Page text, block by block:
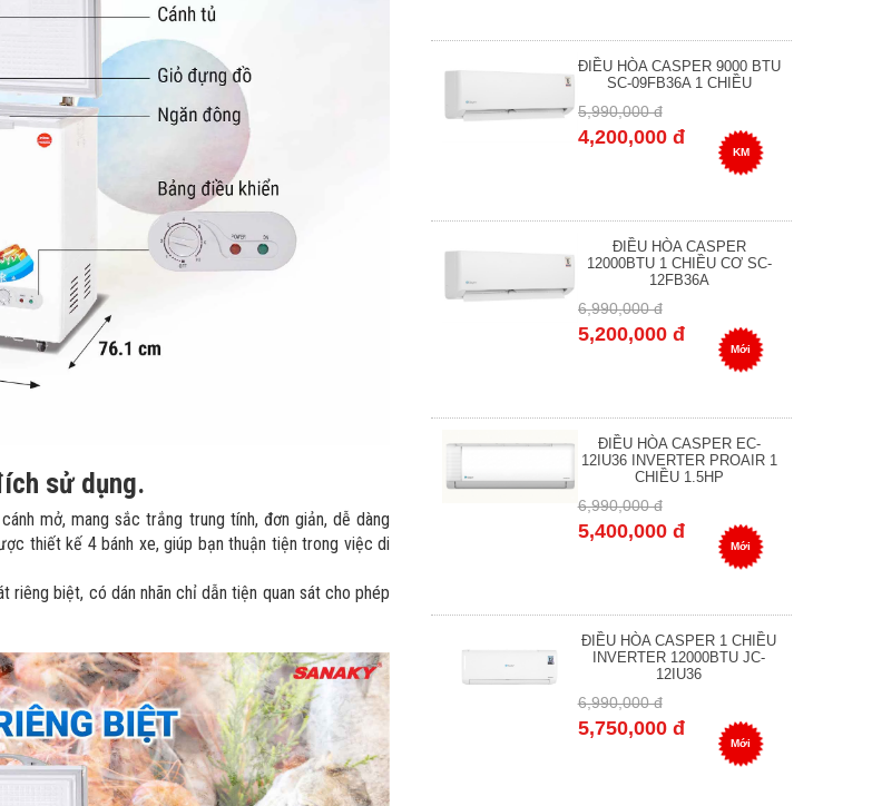
sử dụng.
mở, mang sắc trắng trung tính, đơn giản, dễ dàng
thiết kế 4 bánh xe, giúp bạn thuận tiện trong việc di
riêng biệt, có dán nhãn chỉ dẫn tiện quan sát cho phép
ĐIỀU HÒA CASPER 9000 BTU
SC-09FB36A 1 CHIỀU
5,990,000 đ
4,200,000 đ
KM
ĐIỀU HÒA CASPER
12000BTU 1 CHIỀU CƠ SC-
12FB36A
6,990,000 đ
5,200,000 đ
Mới
ĐIỀU HÒA CASPER EC-
12IU36 INVERTER PROAIR 1
CHIỀU 1.5HP
6,990,000 đ
5,400,000 đ
Mới
ĐIỀU HÒA CASPER 1 CHIỀU
INVERTER 12000BTU JC-
12IU36
6,990,000 đ
5,750,000 đ
Mới